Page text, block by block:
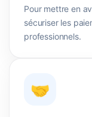
Pour mettre en
sécuriser les
professionnels.
🤝